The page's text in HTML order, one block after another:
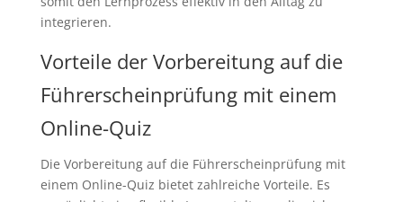
integrieren.
Vorteile der Vorbereitung auf die
Führerscheinprüfung mit einem
Online-Quiz
Die Vorbereitung auf die Führerscheinprüfung mit
einem Online-Quiz bietet zahlreiche Vorteile. Es